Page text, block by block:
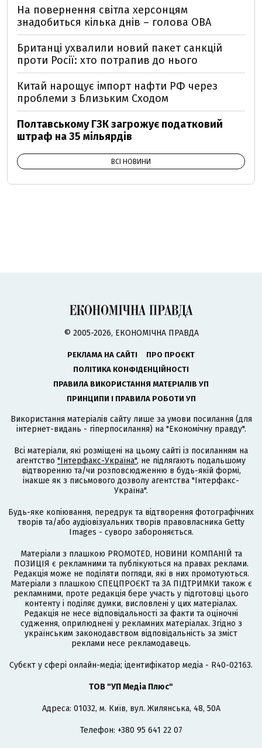
На повернення світла херсонцям
знадобиться кілька днів – голова ОВА
Британці ухвалили новий пакет санкцій
проти Росії: хто потрапив до нього
Китай нарощує імпорт нафти РФ через
проблеми з Близьким Сходом
Полтавському ГЗК загрожує податковий
штраф на 35 мільярдів
ВСІ НОВИНИ
© 2005-2026, ЕКОНОМІЧНА ПРАВДА
РЕКЛАМА НА САЙТІ
ПРО ПРОЄКТ
ПОЛІТИКА КОНФІДЕНЦІЙНОСТІ
ПРАВИЛА ВИКОРИСТАННЯ МАТЕРІАЛІВ УП
ПРИНЦИПИ І ПРАВИЛА РОБОТИ УП
Використання матеріалів сайту лише за умови посилання (для
інтернет-видань - гіперпосилання) на "Економічну правду".
Всі матеріали, які розміщені на цьому сайті із посиланням на
агентство "Інтерфакс-Україна", не підлягають подальшому
відтворенню та/чи розповсюдженню в будь-якій формі,
інакше як з письмового дозволу агентства "Інтерфакс-
Україна".
Будь-яке копіювання, передрук та відтворення фотографічних
творів та/або аудіовізуальних творів правовласника Getty
Images - суворо забороняється.
Матеріали з плашкою PROMOTED, НОВИНИ КОМПАНІЙ та
ПОЗИЦІЯ є рекламними та публікуються на правах реклами.
Редакція може не поділяти погляди, які в них промотуються.
Матеріали з плашкою СПЕЦПРОЄКТ та ЗА ПІДТРИМКИ також є
рекламними, проте редакція бере участь у підготовці цього
контенту і поділяє думки, висловлені у цих матеріалах.
Редакція не несе відповідальності за факти та оціночні
судження, оприлюднені у рекламних матеріалах. Згідно з
українським законодавством відповідальність за зміст
реклами несе рекламодавець.
Cубєкт у сфері онлайн-медіа; ідентифікатор медіа - R40-02163.
ТОВ "УП Медіа Плюс"
Адреса: 01032, м. Київ, вул. Жилянська, 48, 50А
Телефон: +380 95 641 22 07